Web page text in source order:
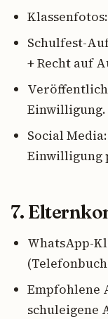
Schulfest-
+ Recht auf
Einwilligung.
Social
Einwilligung
7.
WhatsApp-
Empfohlene
schuleigene